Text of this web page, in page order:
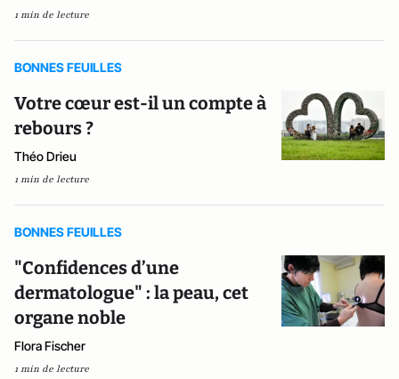
1 min de lecture
BONNES FEUILLES
Votre cœur est-il un compte à
rebours ?
Théo Drieu
1 min de lecture
BONNES FEUILLES
"Confidences d’une
dermatologue" : la peau, cet
organe noble
Flora Fischer
1 min de lecture